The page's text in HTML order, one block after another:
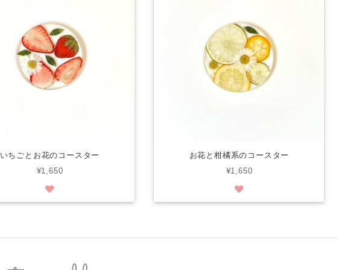
いちごとお花のコースター
¥1,650
お花と柑橘系のコースター
¥1,650